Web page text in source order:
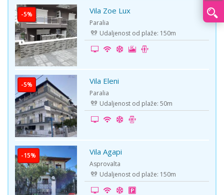
Vila Zoe Lux
Paralia
Udaljenost od plaže: 150m
Vila Eleni
Paralia
Udaljenost od plaže: 50m
Vila Agapi
Asprovalta
Udaljenost od plaže: 150m